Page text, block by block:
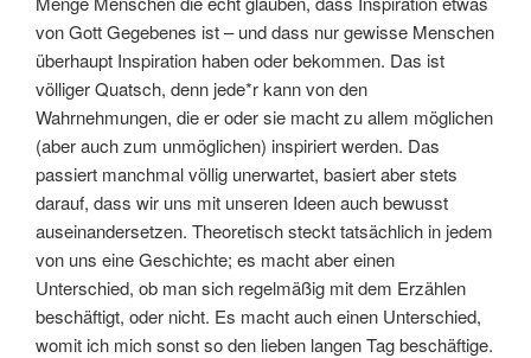
von Gott Gegebenes ist – und dass nur gewisse Menschen
überhaupt Inspiration haben oder bekommen. Das ist
völliger Quatsch, denn jede*r kann von den
Wahrnehmungen, die er oder sie macht zu allem möglichen
(aber auch zum unmöglichen) inspiriert werden. Das
passiert manchmal völlig unerwartet, basiert aber stets
darauf, dass wir uns mit unseren Ideen auch bewusst
auseinandersetzen. Theoretisch steckt tatsächlich in jedem
von uns eine Geschichte; es macht aber einen
Unterschied, ob man sich regelmäßig mit dem Erzählen
beschäftigt, oder nicht. Es macht auch einen Unterschied,
womit ich mich sonst so den lieben langen Tag beschäftige.